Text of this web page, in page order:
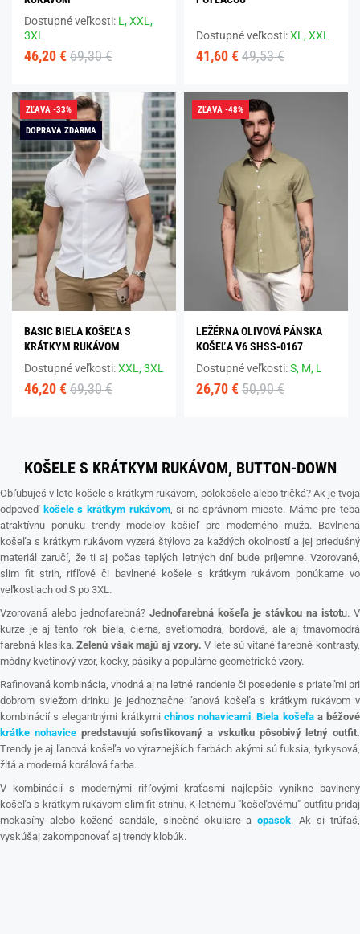
Dostupné veľkosti: L,XXL,
3XL
46,20 € 69,30 €
Dostupné veľkosti:XL,XXL
41,60 € 49,53 €
ZĽAVA -33%
DOPRAVA ZDARMA
BASIC BIELA KOŠEĽA S
KRÁTKYM RUKÁVOM
Dostupné veľkosti:XXL,3XL
46,20 € 69,30 €
ZĽAVA -48%
LEŽÉRNA OLIVOVÁ PÁNSKA
KOŠEĽA V6 SHSS-0167
Dostupné veľkosti:S, M, L
26,70 € 50,90 €
KOŠELE S KRÁTKYM RUKÁVOM, BUTTON-DOWN
Obľubuješ v lete košele s krátkym rukávom, polokošele alebo tričká? Ak je tvoja
odpoveď košele s krátkym rukávom, si na správnom mieste. Máme pre teba
atraktívnu ponuku trendy modelov košieľ pre moderného muža. Bavlnená
košeľa s krátkym rukávom vyzerá štýlovo za každých okolností a jej priedušný
materiál zaručí, že ti aj počas teplých letných dní bude príjemne. Vzorované,
slim fit strih, rifľové či bavlnené košele s krátkym rukávom ponúkame vo
veľkostiach od S po 3XL.
Vzorovaná alebo jednofarebná? Jednofarebná košeľa je stávkou na istotu. V
kurze je aj tento rok biela, čierna, svetlomodrá, bordová, ale aj tmavomodrá
farebná klasika.Zelenú však majú aj vzory. V lete sú vítané farebné kontrasty,
módny kvetinový vzor, kocky, pásiky a populárne geometrické vzory.
Rafinovaná kombinácia, vhodná aj na letné randenie či posedenie s priateľmi pri
dobrom sviežom drinku je jednoznačne ľanová košeľa s krátkym rukávom v
kombinácií s elegantnými krátkymi chinos nohavicami.Biela košeľa a béžové
krátke nohavice predstavujú sofistikovaný a vskutku pôsobivý letný outfit.
Trendy je aj ľanová košeľa vo výraznejších farbách akými sú fuksia, tyrkysová,
žltá a moderná korálová farba.
V kombinácií s modernými rifľovými kraťasmi najlepšie vynikne bavlnený
košeľa s krátkym rukávom slim fit strihu. K letnému "košeľovému" outfitu pridaj
mokasíny alebo kožené sandále, slnečné okuliare aopasok. Ak si trúfaš,
vyskúšaj zakomponovať aj trendy klobúk.